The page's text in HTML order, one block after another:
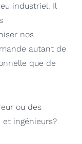
industriel. Il
nos
autant de
que de
ou des
et ingénieurs?